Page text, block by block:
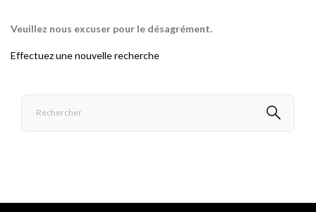
Veuillez nous excuser pour le désagrément.
Effectuez une nouvelle recherche